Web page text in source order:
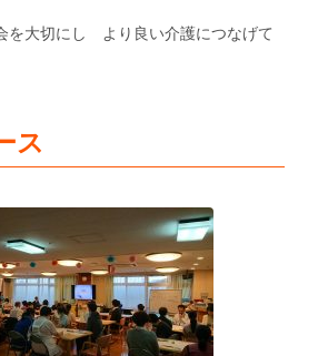
を大切にし より良い介護につなげて
ス